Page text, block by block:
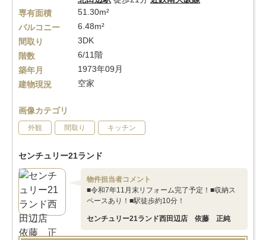
専有面積
51.30m²
バルコニー
6.48m²
間取り
3DK
階数
6/11階
築年月
1973年09月
建物現況
空家
画像カテゴリ
外観 間取り キッチン
センチュリー21ランド
物件担当者コメント
■令和7年11月末リフォーム完了予定！■収納ス
ペースあり！■駅徒歩約10分！
センチュリー21ランド西田辺店 依藤 正純